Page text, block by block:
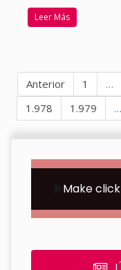
Leer Más
Anterior 1 …
1.978
1.979 …